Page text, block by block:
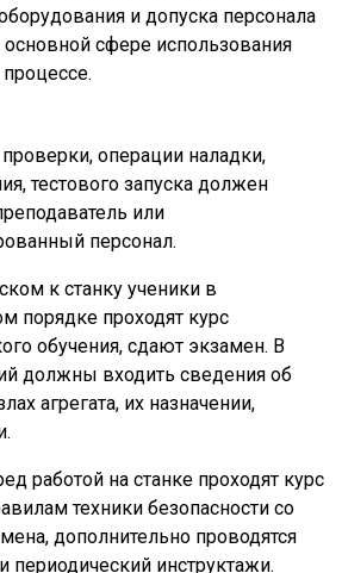
и допуска персонала
основной сфере использования
операции наладки,
тестового запуска должен
или
персонал.
к станку ученики в
порядке проходят курс
обучения, сдают экзамен. В
должны входить сведения об
агрегата, их назначении,
работой на станке проходят курс
техники безопасности со
дополнительно проводятся
периодический инструктажи.